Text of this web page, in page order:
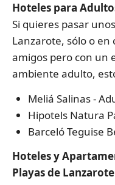
Hoteles para
Si quieres pasar
Lanzarote, sólo o
amigos pero con un
ambiente adulto,
Meliá Salinas -
Hipotels Natura
Barceló Teguise
Hoteles y
Playas de Lanzarote